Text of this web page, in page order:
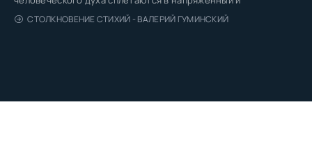
СТОЛКНОВЕНИЕ СТИХИЙ - ВАЛЕРИЙ ГУМИНСКИЙ